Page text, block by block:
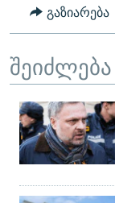
გაზიარება